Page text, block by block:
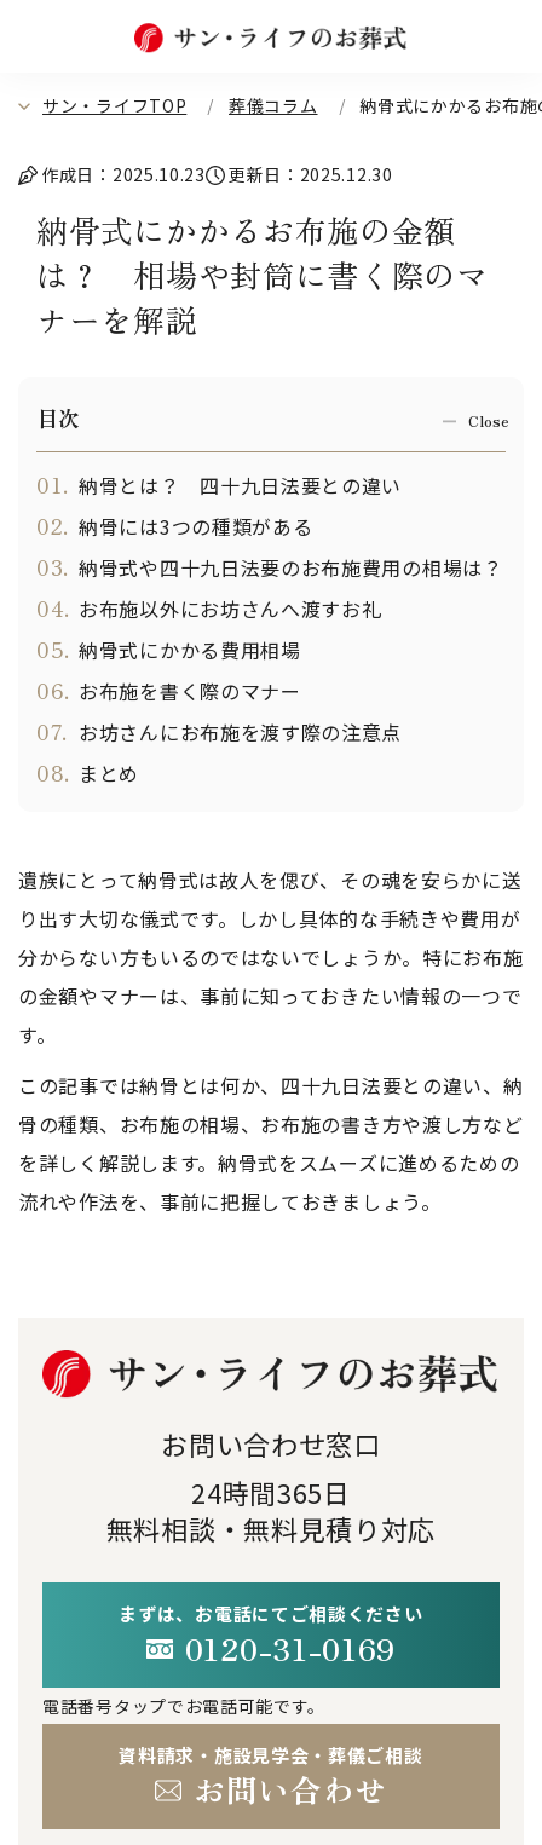
サン・ライフTOP 葬儀コラム 納骨式にかかるお布
作成日：2025.10.23 更新日：2025.12.30
納骨式にかかるお布施の金額
は？ 相場や封筒に書く際のマ
ナーを解説
目次
01. 納骨とは？ 四十九日法要との違い
02. 納骨には3つの種類がある
03. 納骨式や四十九日法要のお布施費用の相場は？
04. お布施以外にお坊さんへ渡すお礼
05. 納骨式にかかる費用相場
06. お布施を書く際のマナー
07. お坊さんにお布施を渡す際の注意点
08. まとめ
遺族にとって納骨式は故人を偲び、その魂を安らかに送
り出す大切な儀式です。しかし具体的な手続きや費用が
分からない方もいるのではないでしょうか。特にお布施
の金額やマナーは、事前に知っておきたい情報の一つで
す。
この記事では納骨とは何か、四十九日法要との違い、納
骨の種類、お布施の相場、お布施の書き方や渡し方など
を詳しく解説します。納骨式をスムーズに進めるための
流れや作法を、事前に把握しておきましょう。
お問い合わせ窓口
24時間365日
無料相談・無料見積り対応
まずは、お電話にてご相談ください
0120-31-0169
電話番号タップでお電話可能です。
資料請求・施設見学会・葬儀ご相談
お問い合わせ